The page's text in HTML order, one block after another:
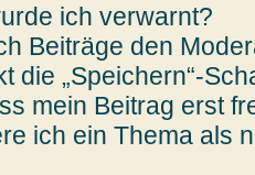
ich verwarnt?
Beiträge den
die „Speichern“-
mein Beitrag erst
ich ein Thema als